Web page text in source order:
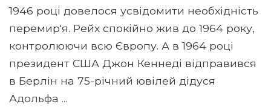
1946 році довелося усвідомити необхідність
перемир'я. Рейх спокійно жив до 1964 року,
контролюючи всю Європу. А в 1964 році
президент США Джон Кеннеді відправився
в Берлін на 75-річний ювілей дідуся
Адольфа ...